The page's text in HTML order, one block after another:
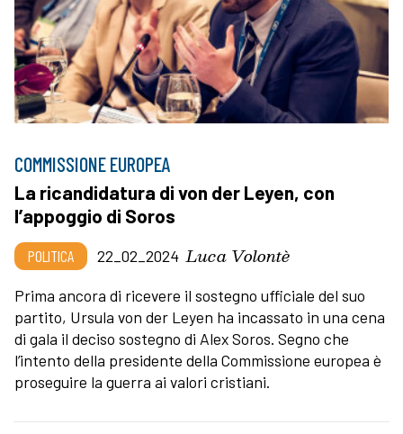
COMMISSIONE EUROPEA
La ricandidatura di von der Leyen, con
l’appoggio di Soros
POLITICA 22_02_2024 Luca Volontè
Prima ancora di ricevere il sostegno ufficiale del suo
partito, Ursula von der Leyen ha incassato in una cena
di gala il deciso sostegno di Alex Soros. Segno che
l’intento della presidente della Commissione europea è
proseguire la guerra ai valori cristiani.